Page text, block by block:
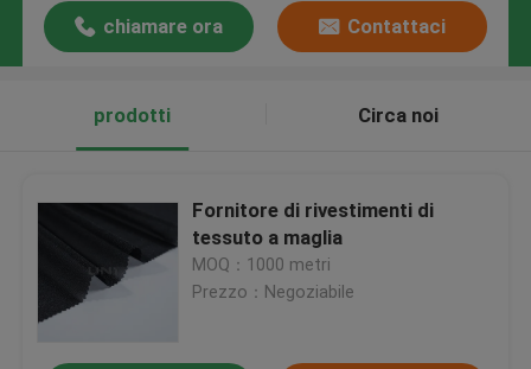
chiamare ora Contattaci
prodotti Circa noi
Fornitore di rivestimenti di
tessuto a maglia
MOQ：1000 metri
Prezzo：Negoziabile